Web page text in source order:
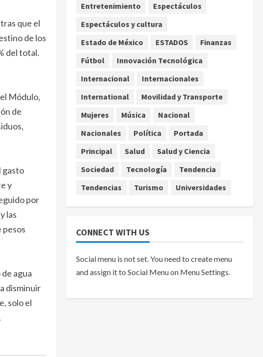
que el
de los
del total.
Módulo,
de
gasto
y
por
las
pesos
agua
disminuir
solo el
agosto 7, 2026
4
Capturan en Zapopan a
ciudadano estadounidense
agosto 7, 2026
Nacional Portada
Detienen al exgobernador de
obstrucción en el caso
Entretenimiento
Espectáculos
Espectáculos y cultura
Estado de México
ESTADOS
Finanzas
Fútbol
Innovación Tecnológica
Internacional
Internacionales
International
Movilidad y Transporte
Mujeres
Música
Nacional
Nacionales
Política
Portada
Principal
Salud
Salud y Ciencia
Sociedad
Tecnología
Tendencia
Tendencias
Turismo Universidades
CONNECT WITH US
Social menu is not set. You need to create menu
and assign it to Social Menu on Menu Settings.